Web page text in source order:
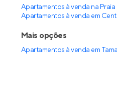
Apartamentos à venda na
Apartamentos à venda em
Mais opções
Apartamentos à venda em